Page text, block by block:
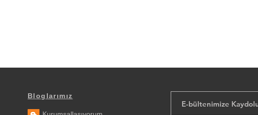
Bloglarımız